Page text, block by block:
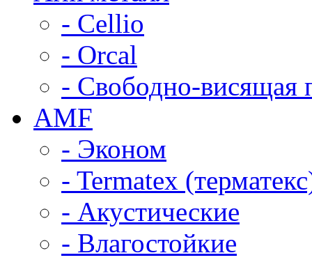
- Cellio
- Orcal
- Свободно-висящая
AMF
- Эконом
- Termatex
- Акустические
- Влагостойкие